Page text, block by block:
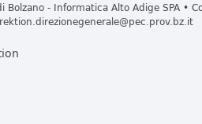
- Informatica Alto Adige SPA •